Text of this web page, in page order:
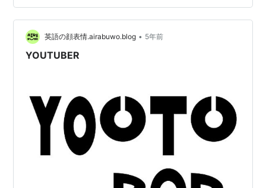
フレットや書籍の比ではない。利益優先の素人動画の巣
窟であるYoutubeは、げに恐るべき害悪を拡散する。吾
人はYoutubeを決して信じない。あれは時間の無駄と言
うより、毒をまき散らす噴霧器である。 動画配信者は、
英語の顔表情.airabuwo.blog • 5年前
YOUTUBER